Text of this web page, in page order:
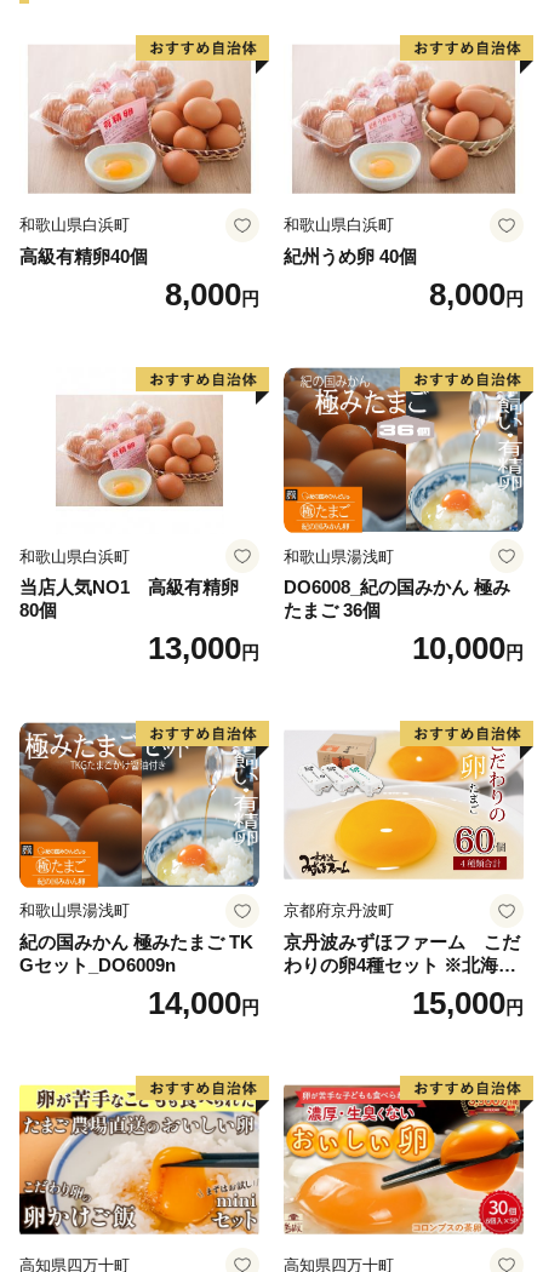
和歌山県白浜町
高級有精卵40個
8,000円
和歌山県白浜町
紀州うめ卵 40個
8,000円
和歌山県白浜町
当店人気NO1 高級有精卵
80個
13,000円
和歌山県湯浅町
DO6008_紀の国みかん 極み
たまご 36個
10,000円
和歌山県湯浅町
紀の国みかん 極みたまご TK
Gセット_DO6009n
14,000円
京都府京丹波町
京丹波みずほファーム こだ
わりの卵4種セット ※北海
道・沖縄・その他離島は配送
15,000円
高知県四万十町 高知県四万十町